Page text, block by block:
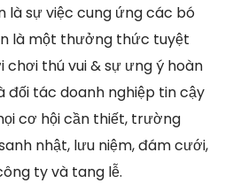
là sự việc cung ứng các bó
là một thưởng thức tuyệt
chơi thú vui & sự ưng ý hoàn
đối tác doanh nghiệp tin cậy
cơ hội cần thiết, trường
nhật, lưu niệm, đám cưới,
ty và tang lễ.